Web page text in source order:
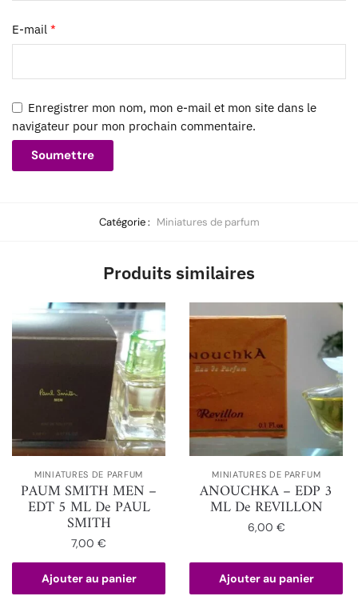
E-mail *
Enregistrer mon nom, mon e-mail et mon site dans le
navigateur pour mon prochain commentaire.
Catégorie : Miniatures de parfum
Produits similaires
MINIATURES DE PARFUM
PAUM SMITH MEN –
EDT 5 ML De PAUL
SMITH
7,00€
Ajouter au panier
MINIATURES DE PARFUM
ANOUCHKA – EDP 3
ML De REVILLON
6,00 €
Ajouter au panier